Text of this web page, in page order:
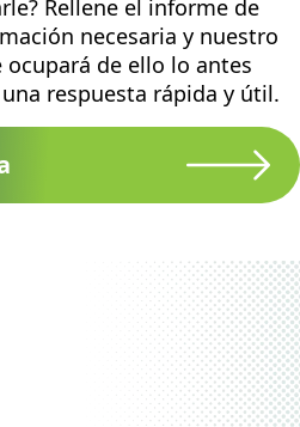
Rellene el informe de
necesaria y nuestro
de ello lo antes
respuesta rápida y útil.